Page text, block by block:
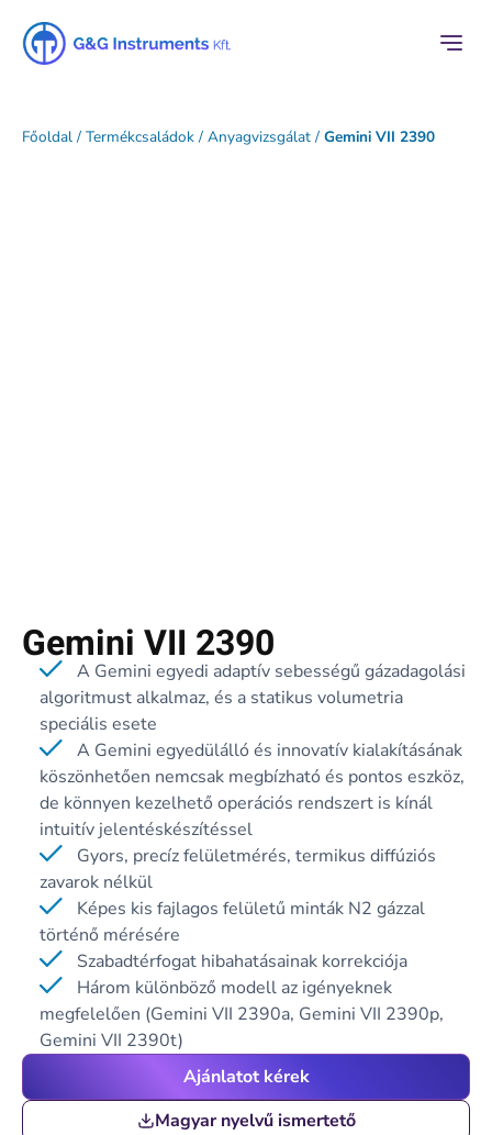
Főoldal/ Termékcsaládok/ Anyagvizsgálat/ Gemini VII 2390
Gemini VII 2390
A Gemini egyedi adaptív sebességű gázadagolási
algoritmust alkalmaz, és a statikus volumetria
speciális esete
A Gemini egyedülálló és innovatív kialakításának
köszönhetően nemcsak megbízható és pontos eszköz,
de könnyen kezelhető operációs rendszert is kínál
intuitív jelentéskészítéssel
Gyors, precíz felületmérés, termikus diffúziós
zavarok nélkül
Képes kis fajlagos felületű minták N2 gázzal
történő mérésére
Szabadtérfogat hibahatásainak korrekciója
Három különböző modell az igényeknek
megfelelően (Gemini VII 2390a, Gemini VII 2390p,
Gemini VII 2390t)
Ajánlatot kérek
Magyar nyelvű ismertető